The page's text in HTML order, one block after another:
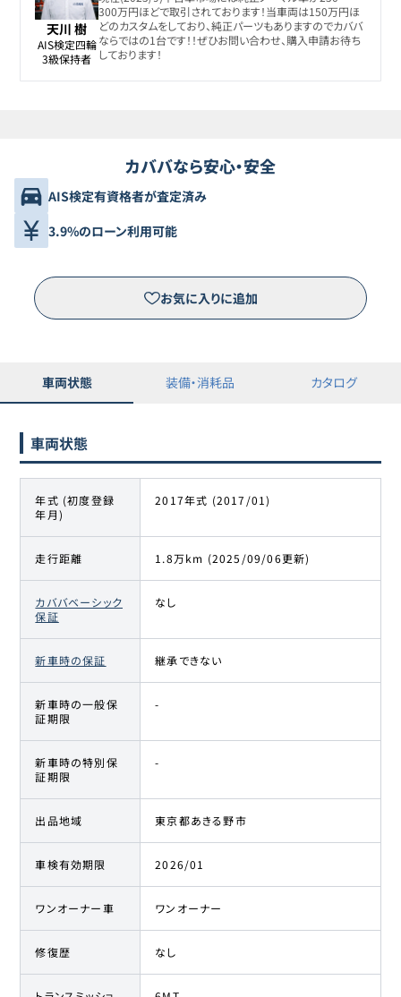
天川 樹
AIS検定四輪
3級保持者
300万円ほどで取引されております！当車両は150万円ほ
どのカスタムをしており、純正パーツもありますのでカババ
ならではの1台です！！ぜひお問い合わせ、購入申請お待ち
しております！
カババなら安心・安全
AIS検定有資格者が査定済み
3.9%のローン利用可能
お気に入りに追加
車両状態 装備・消耗品 カタログ
車両状態
年式 (初度登録
年月)
2017年式 (2017/01)
走行距離 1.8万km (2025/09/06更新)
カババベーシック
保証
なし
新車時の保証 継承できない
新車時の一般保
証期限
-
新車時の特別保
証期限
-
出品地域 東京都あきる野市
車検有効期限 2026/01
ワンオーナー車 ワンオーナー
修復歴 なし